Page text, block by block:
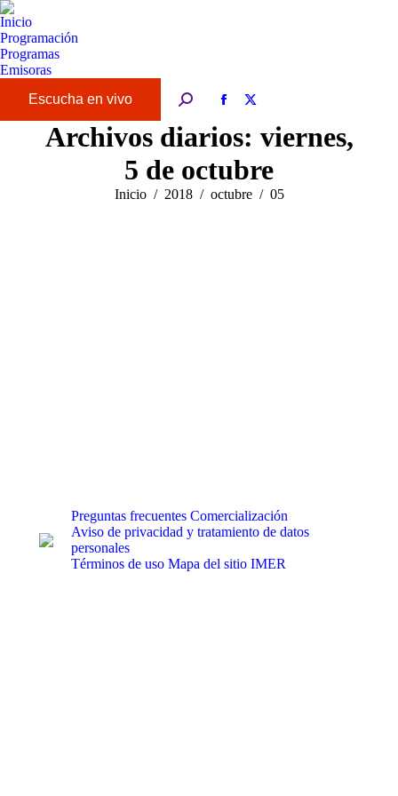
Inicio
Programación
Programas
Emisoras
Buscar:
Facebook
opens
in
new
X
opens
in
new
Archivos diarios: viernes,
5 de octubre
Estás aquí:
Inicio 2018 octubre 05
Preguntas frecuentes Comercialización
Aviso de privacidad y tratamiento de datos
personales
Términos de uso Mapa del sitio IMER